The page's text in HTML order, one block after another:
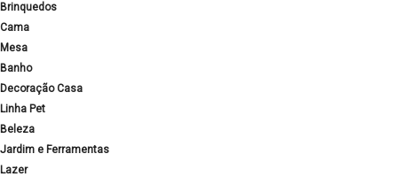
Brinquedos
Cama
Mesa
Banho
Decoração Casa
Linha Pet
Beleza
Jardim e Ferramentas
Lazer